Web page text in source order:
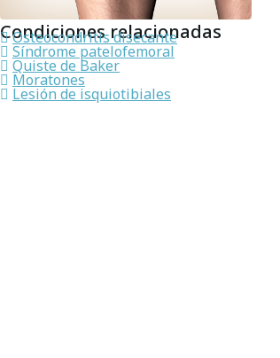
Condiciones relacionadas
Osteocondritis disecante
Síndrome patelofemoral
Quiste de Baker
Moratones
Lesión de isquiotibiales